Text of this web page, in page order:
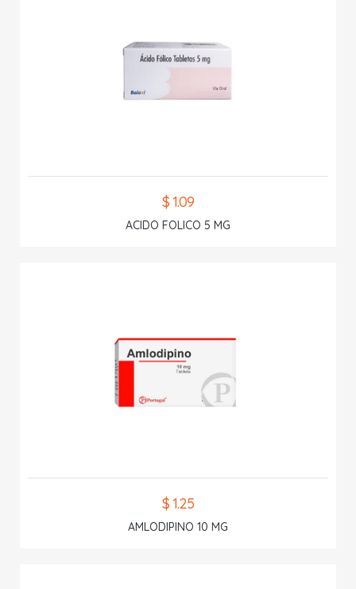
$ 1.09
ACIDO FOLICO 5 MG
$ 1.25
AMLODIPINO 10 MG